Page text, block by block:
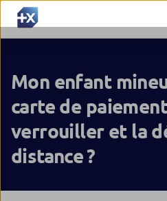
Mon enfant
carte de
verrouiller et la
distance ?